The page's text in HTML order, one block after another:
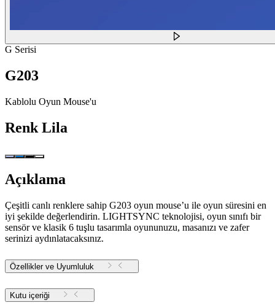
G Serisi
G203
Kablolu Oyun Mouse'u
Renk Lila
Açıklama
Çeşitli canlı renklere sahip G203 oyun mouse’u ile oyun süresini en
iyi şekilde değerlendirin. LIGHTSYNC teknolojisi, oyun sınıfı bir
sensör ve klasik 6 tuşlu tasarımla oyununuzu, masanızı ve zafer
serinizi aydınlatacaksınız.
Özellikler ve Uyumluluk
Kutu içeriği